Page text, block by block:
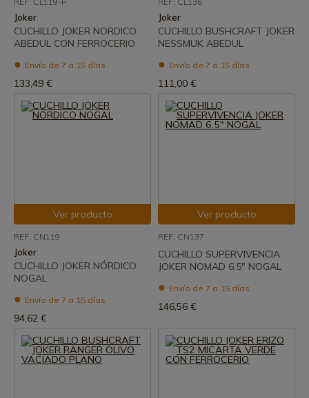
Joker
CUCHILLO JOKER NORDICO
ABEDUL CON FERROCERIO
Envío de 7 a 15 días
133,49 €
Joker
CUCHILLO BUSHCRAFT JOKER
NESSMUK ABEDUL
Envío de 7 a 15 días
111,00 €
Ver producto
REF: CN119
Joker
CUCHILLO JOKER NÓRDICO
NOGAL
Envío de 7 a 15 días
94,62 €
Ver producto
REF: CN137
CUCHILLO SUPERVIVENCIA
JOKER NOMAD 6.5" NOGAL
Envío de 7 a 15 días
146,56 €